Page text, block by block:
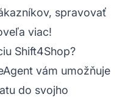
spravovať
viac!
Shift4Shop?
vám umožňuje
do svojho